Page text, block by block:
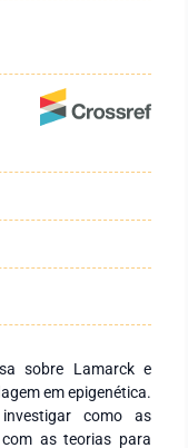
sobre Lamarck e
em epigenética.
como as
as teorias para